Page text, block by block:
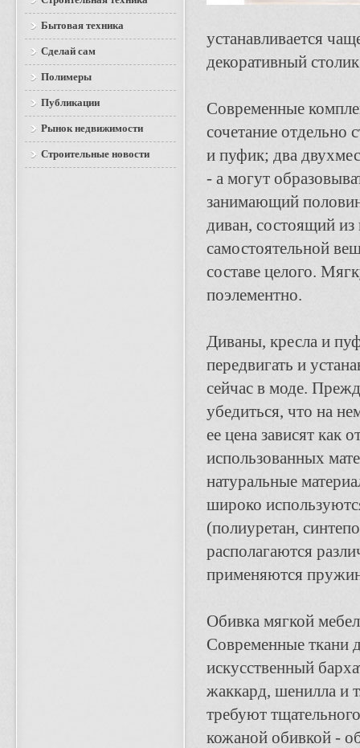
устанавливается
декоративный
Современные
сочетание отдельно
и пуфик; два
- а могут
занимающий
диван, состоящий из
самостоятельной
составе целого.
поэлементно.
Диваны, кресла и
передвигать и
сейчас в моде.
убедиться, что на
ее цена зависят как
использованных
натуральные
широко
(полиуретан,
располагаются
применяются
Обивка мягкой
Современные ткани
искусственный
жаккард, шенилла и
требуют
кожаной обивкой -
Бытовая техника
Сделай сам
Полимеры
Публикации
Рынок недвижимости
Строительные новости